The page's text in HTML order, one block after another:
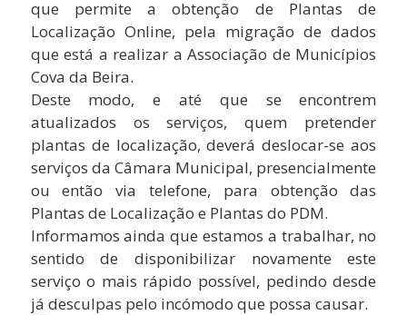
que permite a obtenção de Plantas de
Localização Online, pela migração de dados
que está a realizar a Associação de Municípios
Cova da Beira.
Deste modo, e até que se encontrem
atualizados os serviços, quem pretender
plantas de localização, deverá deslocar-se aos
serviços da Câmara Municipal, presencialmente
ou então via telefone, para obtenção das
Plantas de Localização e Plantas do PDM.
Informamos ainda que estamos a trabalhar, no
sentido de disponibilizar novamente este
serviço o mais rápido possível, pedindo desde
já desculpas pelo incómodo que possa causar.